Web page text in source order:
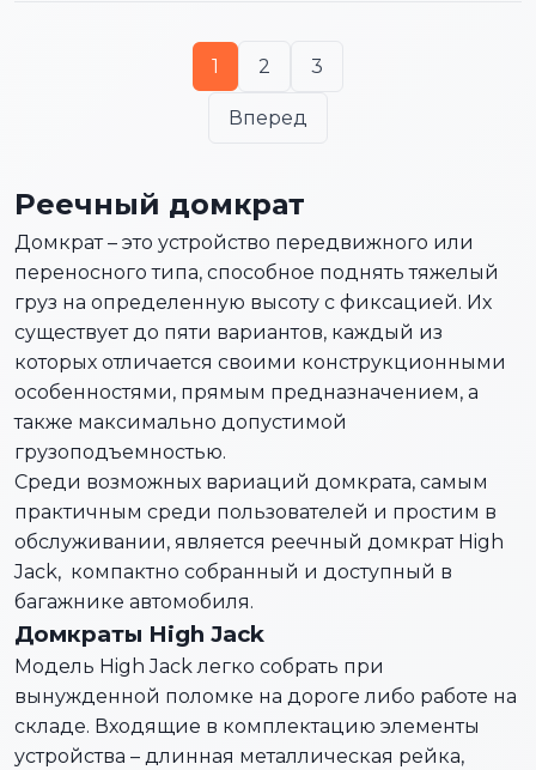
1 2 3
Вперед
Реечный домкрат
Домкрат – это устройство передвижного или
переносного типа, способное поднять тяжелый
груз на определенную высоту с фиксацией. Их
существует до пяти вариантов, каждый из
которых отличается своими конструкционными
особенностями, прямым предназначением, а
также максимально допустимой
грузоподъемностью.
Среди возможных вариаций домкрата, самым
практичным среди пользователей и простим в
обслуживании, является реечный домкрат High
Jack, компактно собранный и доступный в
багажнике автомобиля.
Домкраты High Jack
Модель High Jack легко собрать при
вынужденной поломке на дороге либо работе на
складе. Входящие в комплектацию элементы
устройства – длинная металлическая рейка,